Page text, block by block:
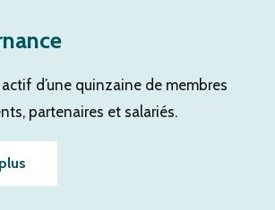
d’une quinzaine de membres
partenaires et salariés.